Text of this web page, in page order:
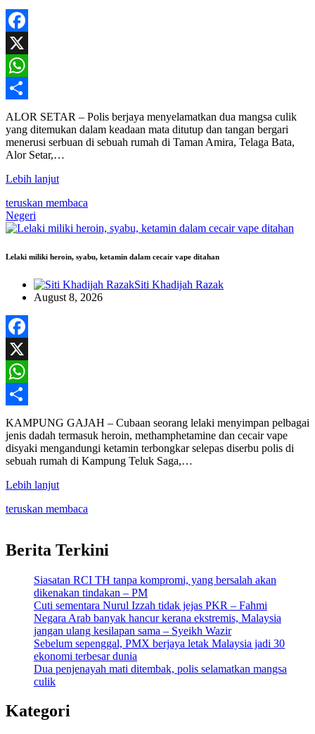
Facebook
X
WhatsApp
Share
ALOR SETAR – Polis berjaya menyelamatkan dua mangsa culik
yang ditemukan dalam keadaan mata ditutup dan tangan bergari
menerusi serbuan di sebuah rumah di Taman Amira, Telaga Bata,
Alor Setar,…
Lebih lanjut
teruskan membaca
Negeri
Lelaki miliki heroin, syabu, ketamin dalam cecair vape ditahan
Siti Khadijah Razak
August 8, 2026
Facebook
X
WhatsApp
Share
KAMPUNG GAJAH – Cubaan seorang lelaki menyimpan pelbagai
jenis dadah termasuk heroin, methamphetamine dan cecair vape
disyaki mengandungi ketamin terbongkar selepas diserbu polis di
sebuah rumah di Kampung Teluk Saga,…
Lebih lanjut
teruskan membaca
Berita Terkini
Siasatan RCI TH tanpa kompromi, yang bersalah akan
dikenakan tindakan – PM
Cuti sementara Nurul Izzah tidak jejas PKR – Fahmi
Negara Arab banyak hancur kerana ekstremis, Malaysia
jangan ulang kesilapan sama – Syeikh Wazir
Sebelum sepenggal, PMX berjaya letak Malaysia jadi 30
ekonomi terbesar dunia
Dua penjenayah mati ditembak, polis selamatkan mangsa
culik
Kategori